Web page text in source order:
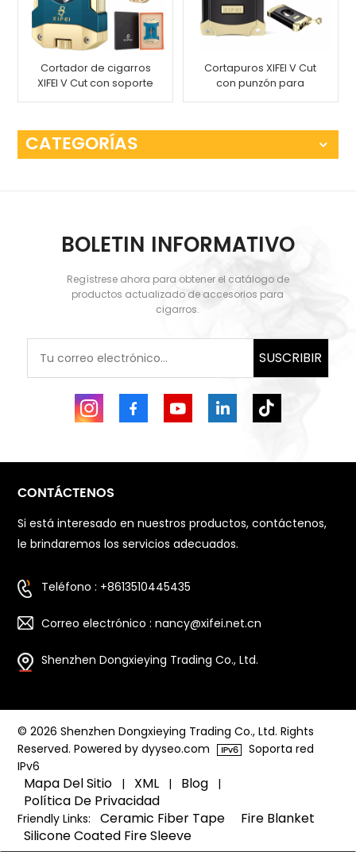
Cortador de cigarros
XIFEI V Cut con soporte
para cigarros
Cortapuros XIFEI V Cut
con punzón para
puros
CATEGORÍAS
BOLETIN INFORMATIVO
Regístrese ahora para obtener el catálogo de
productos actualizado de accesorios para
cigarros.
SUSCRIBIR
CONTÁCTENOS
Si está interesado en nuestros productos, contáctenos,
le brindaremos los servicios adecuados.
Teléfono : +8613510445435
Correo electrónico : nancy@xifei.net.cn
Shenzhen Dongxieying Trading Co., Ltd.
© 2026 Shenzhen Dongxieying Trading Co., Ltd. Rights
Reserved. Powered by dyyseo.com
Soporta red
IPv6
Mapa Del Sitio | XML | Blog |
Política De Privacidad
Friendly Links: Ceramic Fiber Tape
Fire Blanket
Silicone Coated Fire Sleeve